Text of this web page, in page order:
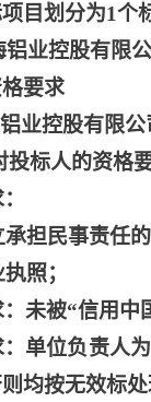
目划分为1个
业控股有限
要求
业控股有限
标人的资格
担民事责任的
照；
未被“信用
：单位负责人
均按无效标